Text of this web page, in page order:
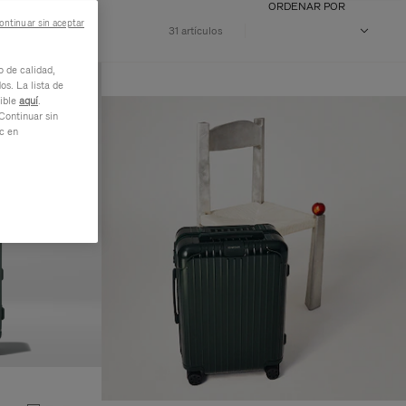
31 artículos
ORDENAR POR
de calidad,
La lista de
aquí.
sin
en
sin aceptar